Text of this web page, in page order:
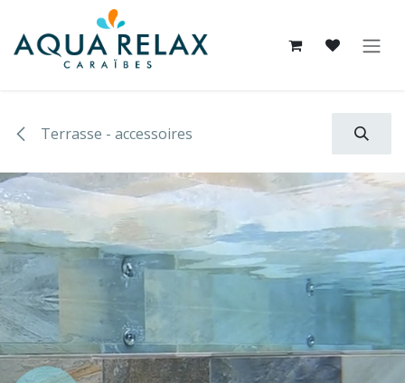
Se rendre au contenu
Terrasse - accessoires